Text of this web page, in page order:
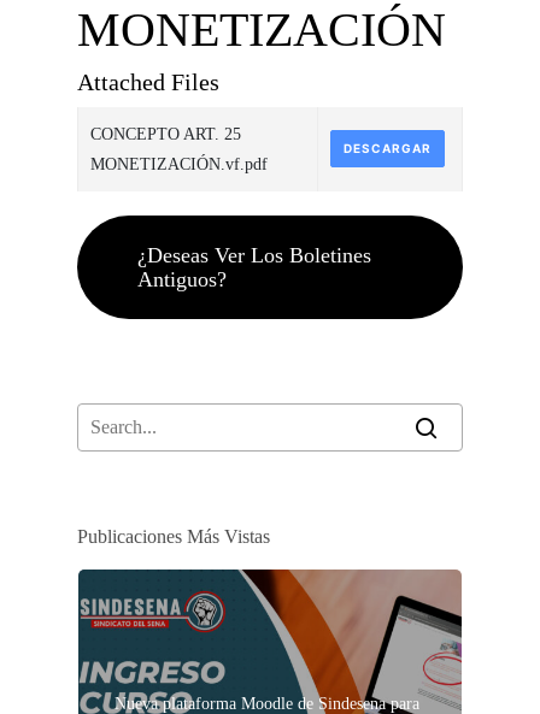
MONETIZACIÓN
Attached Files
CONCEPTO ART. 25
MONETIZACIÓN.vf.pdf
DESCARGAR
¿Deseas Ver Los Boletines
Antiguos?
Publicaciones Más Vistas
Nueva plataforma Moodle de Sindesena para